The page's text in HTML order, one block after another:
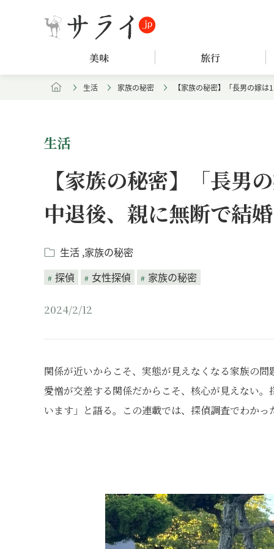
美味 旅行
生活 家族の秘密 【家族の秘密】「長男の嫁
生活
【家族の秘密】「長男
中退後、親に無断で結
生活 家族の秘密
探偵
女性探偵 家族の秘密
2024/2/12
関係が近いからこそ、実態が見えなくなる家族の
愛憎が交差する関係だからこそ、核心が見えない
います」と語る。この連載では、探偵調査でわか